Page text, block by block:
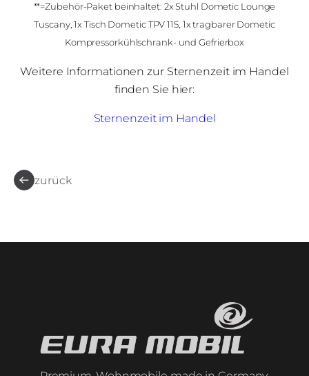
**=Zubehör-Paket beinhaltet: 2x Stuhl Dometic Lounge
Tuscany, 1x Tisch Dometic TPV 115, 1x tragbarer Dometic
Kompressorkühlschrank- und Gefrierbox
Weitere Informationen zur Sternenzeit im Handel
finden Sie hier:
Sternenzeit im Handel
zurück